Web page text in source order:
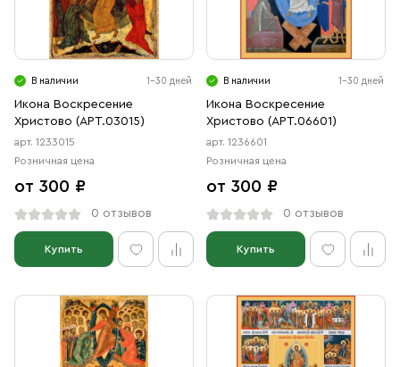
В наличии 1-30 дней
Икона Воскресение
Христово (АРТ.03015)
арт. 1233015
Розничная цена
от 300 ₽
0 отзывов
Купить
В наличии 1-30 дней
Икона Воскресение
Христово (АРТ.06601)
арт. 1236601
Розничная цена
от 300 ₽
0 отзывов
Купить